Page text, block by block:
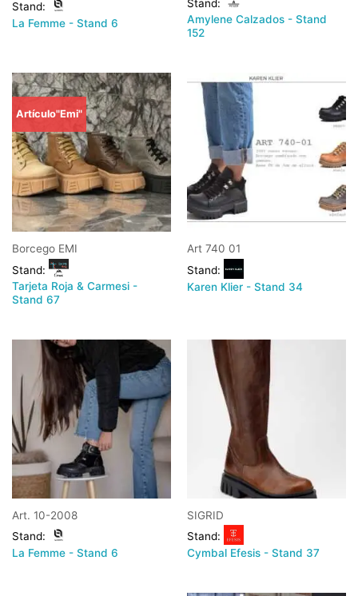
Stand:
La Femme - Stand 6
Stand:
Amylene Calzados - Stand
152
Artículo"Emi"
Borcego EMI
Stand:
Tarjeta Roja & Carmesi -
Stand 67
Art 740 01
Stand:
Karen Klier - Stand 34
Art. 10-2008
Stand:
La Femme - Stand 6
SIGRID
Stand:
Cymbal Efesis - Stand 37